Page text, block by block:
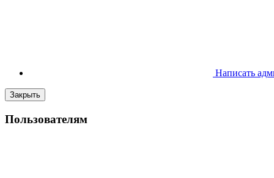
Написать
Закрыть
Пользователям